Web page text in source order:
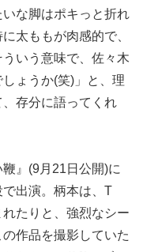
な脚はポキっと折れ
太ももが肉感的で、
いう意味で、佐々木
ょうか(笑)」と、理
存分に語ってくれ
』(9月21日公開)に
出演。柄本は、T
たりと、強烈なシー
作品を撮影していた